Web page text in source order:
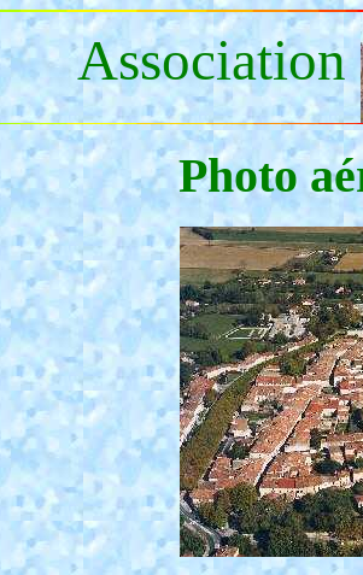
Association
Photo